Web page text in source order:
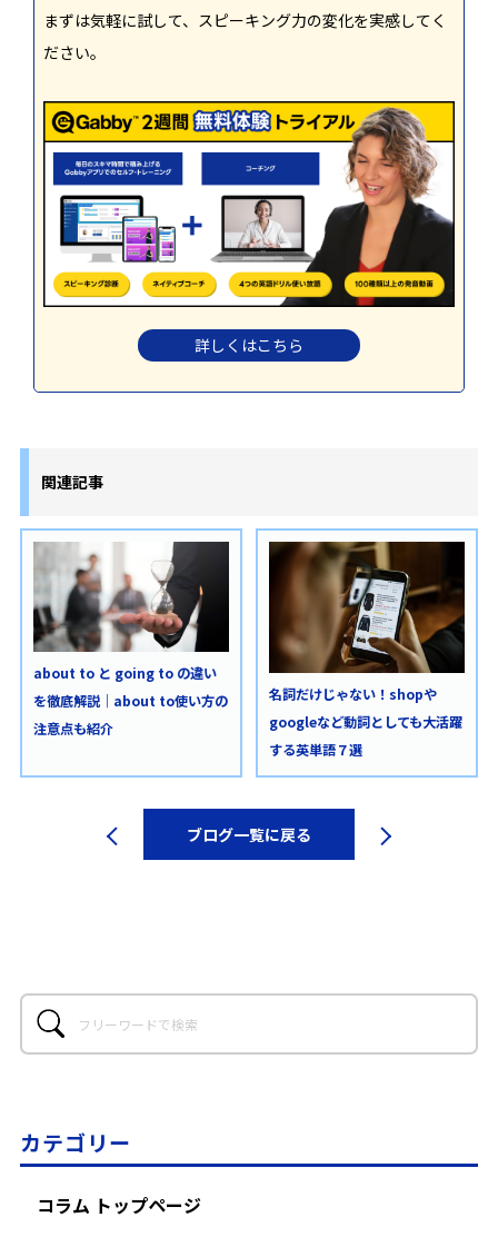
まずは気軽に試して、スピーキング力の変化を実感してく
ださい。
詳しくはこちら
関連記事
about to と going to の違い
を徹底解説｜about to使い方の
注意点も紹介
名詞だけじゃない！shopや
googleなど動詞としても大活躍
する英単語７選
ブログ一覧に戻る
カテゴリー
コラム トップページ